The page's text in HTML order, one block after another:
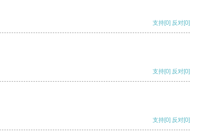
支持[0] 反对[0]
支持[0] 反对[0]
支持[0] 反对[0]